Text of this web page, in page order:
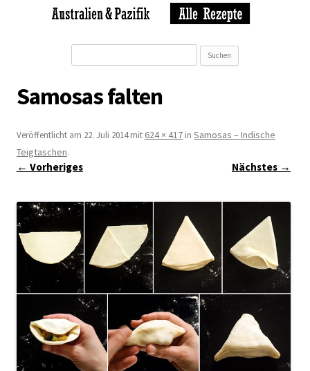
Samosas falten
Veröffentlicht am 22. Juli 2014mit 624 × 417 in Samosas – Indische
Teigtaschen.
← Vorheriges Nächstes →